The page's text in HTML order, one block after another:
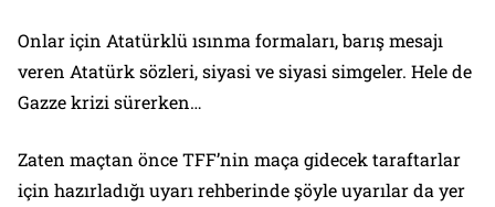
Onlar için Atatürklü ısınma formaları, barış mesajı
veren Atatürk sözleri, siyasi ve siyasi simgeler. Hele de
Gazze krizi sürerken…
Zaten maçtan önce TFF’nin maça gidecek taraftarlar
için hazırladığı uyarı rehberinde şöyle uyarılar da yer